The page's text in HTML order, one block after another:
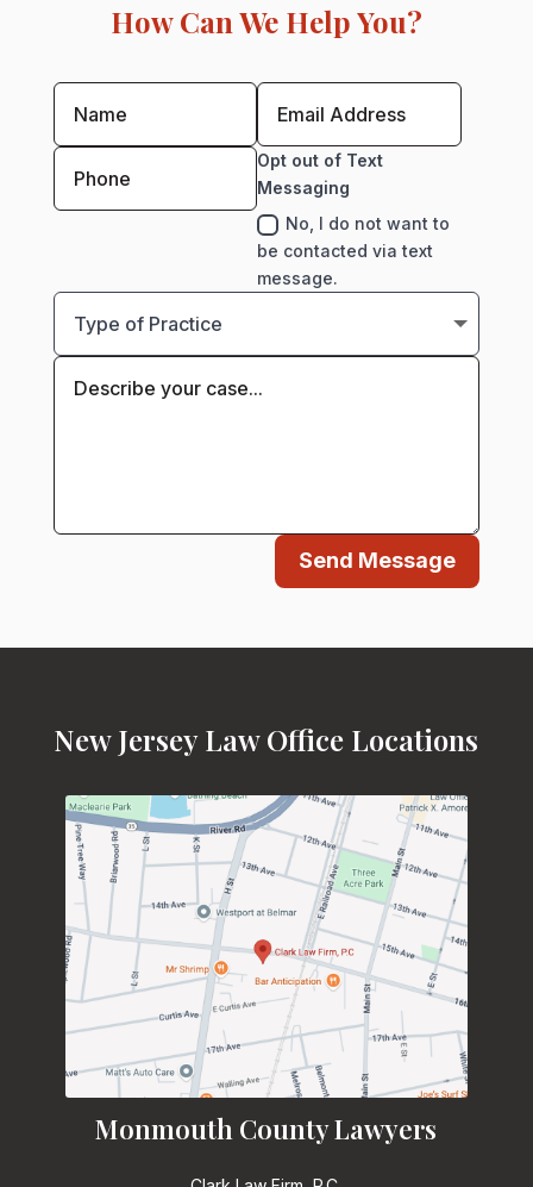
How Can We Help You?
Opt out of Text
Messaging
No, I do not want to
be contacted via text
message.
Send Message
New Jersey Law Office Locations
Monmouth County Lawyers